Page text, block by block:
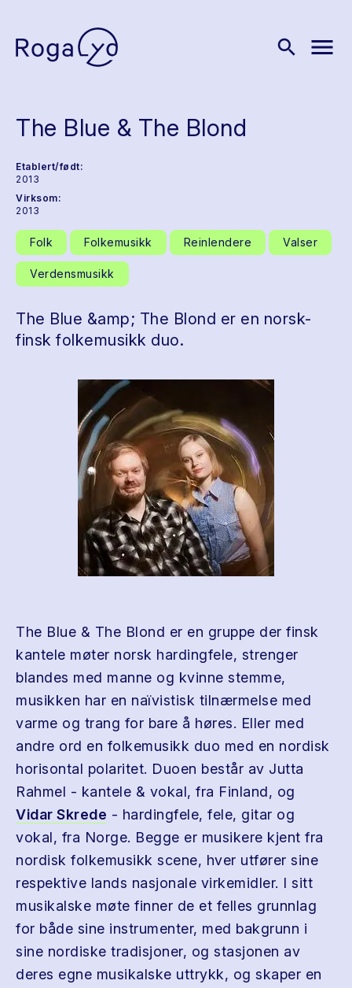
search menu
The Blue & The Blond
Etablert/født:
2013
Virksom:
2013
Folk Folkemusikk Reinlendere Valser
Verdensmusikk
The Blue &amp; The Blond er en norsk-
finsk folkemusikk duo.
The Blue & The Blond er en gruppe der finsk
kantele møter norsk hardingfele, strenger
blandes med manne og kvinne stemme,
musikken har en naïvistisk tilnærmelse med
varme og trang for bare å høres. Eller med
andre ord en folkemusikk duo med en nordisk
horisontal polaritet. Duoen består av Jutta
Rahmel - kantele & vokal, fra Finland, og
Vidar Skrede - hardingfele, fele, gitar og
vokal, fra Norge. Begge er musikere kjent fra
nordisk folkemusikk scene, hver utfører sine
respektive lands nasjonale virkemidler. I sitt
musikalske møte finner de et felles grunnlag
for både sine instrumenter, med bakgrunn i
sine nordiske tradisjoner, og stasjonen av
deres egne musikalske uttrykk, og skaper en